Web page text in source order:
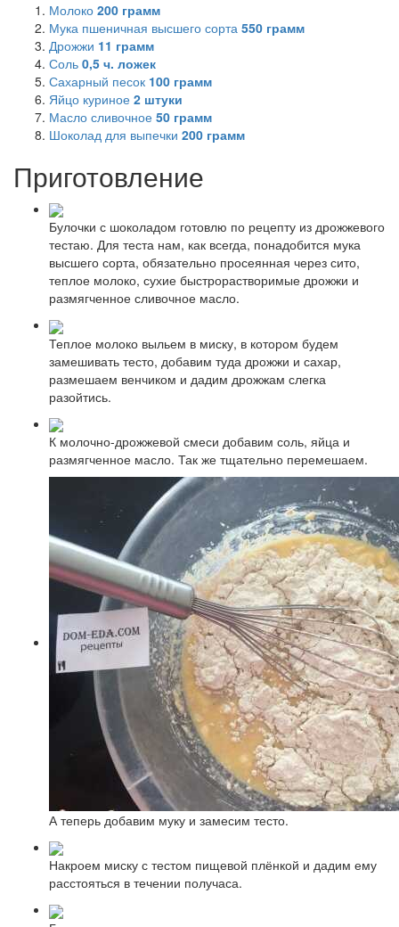
Молоко 200 грамм
Мука пшеничная высшего сорта 550 грамм
Дрожжи 11 грамм
Соль 0,5 ч. ложек
Сахарный песок 100 грамм
Яйцо куриное 2 штуки
Масло сливочное 50 грамм
Шоколад для выпечки 200 грамм
Приготовление
Булочки с шоколадом готовлю по рецепту из дрожжевого
тестаю. Для теста нам, как всегда, понадобится мука
высшего сорта, обязательно просеянная через сито,
теплое молоко, сухие быстрорастворимые дрожжи и
размягченное сливочное масло.
Теплое молоко выльем в миску, в котором будем
замешивать тесто, добавим туда дрожжи и сахар,
размешаем венчиком и дадим дрожжам слегка
разойтись.
К молочно-дрожжевой смеси добавим соль, яйца и
размягченное масло. Так же тщательно перемешаем.
А теперь добавим муку и замесим тесто.
Накроем миску с тестом пищевой плёнкой и дадим ему
расстояться в течении получаса.